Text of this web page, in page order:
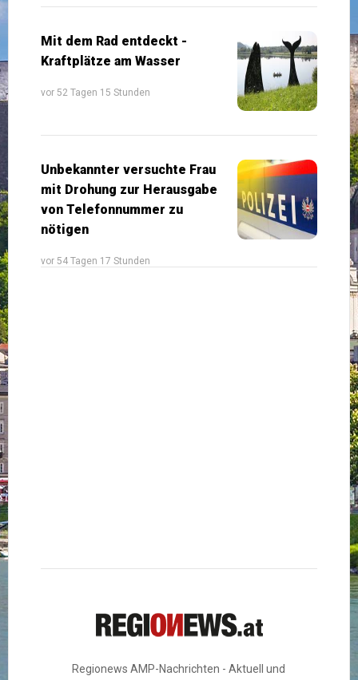
Mit dem Rad entdeckt -
Kraftplätze am Wasser
vor 52 Tagen 15 Stunden
Unbekannter versuchte Frau
mit Drohung zur Herausgabe
von Telefonnummer zu
nötigen
vor 54 Tagen 17 Stunden
Regionews AMP-Nachrichten - Aktuell und